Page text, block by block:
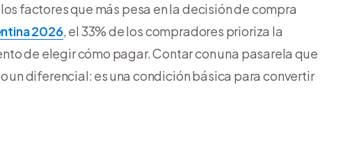
factores que más pesa en la decisión de compra
2026, el 33% de los compradores prioriza la
de elegir cómo pagar. Contar con una pasarela que
un diferencial: es una condición básica para convertir